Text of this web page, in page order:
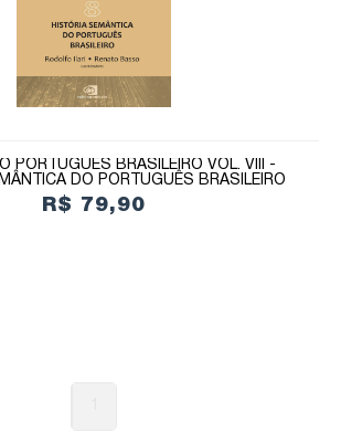
PORTUGUÊS BRASILEIRO VOL. VIII -
DO PORTUGUÊS BRASILEIRO
R$ 79,90